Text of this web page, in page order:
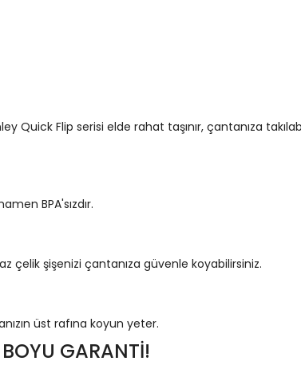
Quick Flip serisi elde rahat taşınır, çantanıza
BPA'sızdır.
çelik şişenizi çantanıza güvenle koyabilirsiniz.
üst rafına koyun yeter.
GARANTİ!